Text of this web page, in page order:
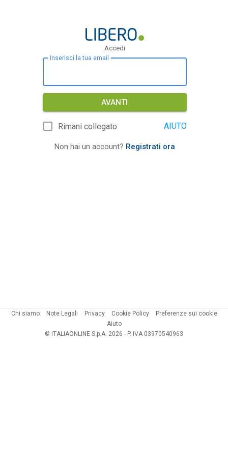
Accedi
Inserisci la tua email
AVANTI
Rimani collegato AIUTO
Non hai un account? Registrati ora
Chi siamo Note Legali Privacy Cookie Policy
Preferenze sui cookie
Aiuto
© ITALIAONLINE S.p.A. 2026 - P. IVA 03970540963